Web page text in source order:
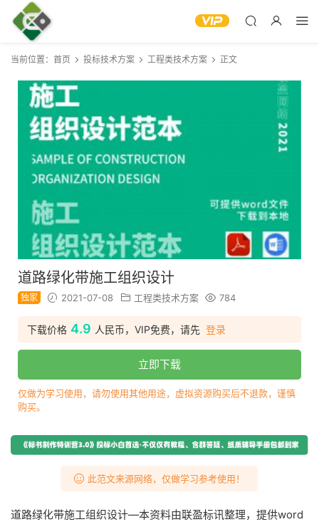
当前位置： 首页 投标技术方案 工程类技术方案 正文
道路绿化带施工组织设计
独家 2021-07-08 工程类技术方案 784
下载价格 4.9 人民币，VIP免费，请先 登录
立即下载
仅做为学习使用，请勿使用其他用途，虚拟资源购买后不退款，谨慎
购买。
此范文来源网络，仅做学习参考使用！
道路绿化带施工组织设计—本资料由联盈标讯整理，提供word